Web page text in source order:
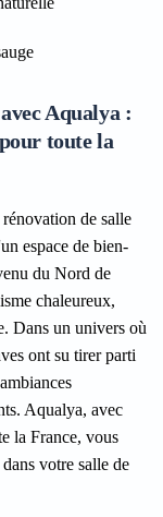
Aqualya :
toute la
de salle
espace de bien-
du Nord de
chaleureux,
Dans un univers où
ont su tirer parti
Aqualya, avec
la France, vous
votre salle de